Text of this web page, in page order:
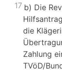
17 b) Die
die
Zahlung
TVöD/